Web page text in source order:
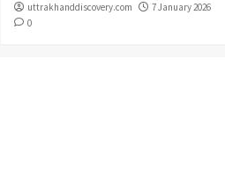
uttrakhanddiscovery.com
7 January 2026
0